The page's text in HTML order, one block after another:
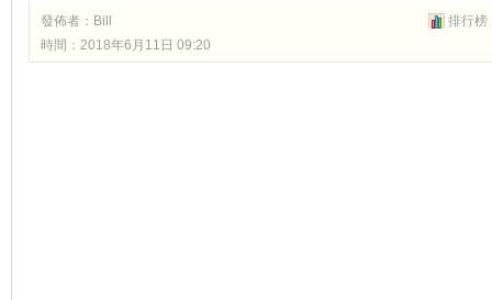
排行榜
發佈者： Bill
時間：2018年6月11日 09:20